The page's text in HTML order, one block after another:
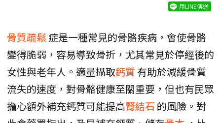
用LINE傳送
骨質疏鬆症是一種常見的骨骼疾病，會使骨骼
變得脆弱，容易導致骨折，尤其常見於停經後的
女性與老年人。適量攝取鈣質 有助於減緩骨質
流失的速度，對骨骼健康至關重要，但也有民眾
擔心額外補充鈣質可能提高腎結石 的風險。對